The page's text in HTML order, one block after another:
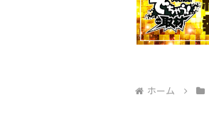
ホーム